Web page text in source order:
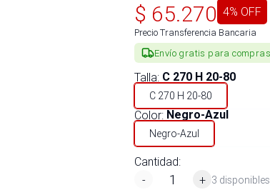
$ 65.270 4% OFF
Precio Transferencia Bancaria
Envío gratis para
Talla: C 270 H 20-80
C 270 H 20-80
Color: Negro-Azul
Negro-Azul
Cantidad:
-
+ 3 disponibles